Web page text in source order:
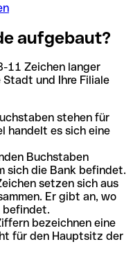
aufgebaut?
11 Zeichen langer
Stadt und Ihre Filiale
stehen für
handelt es sich eine
Buchstaben
sich die Bank befindet.
setzen sich aus
Er gibt an, wo
befindet.
bezeichnen eine
für den Hauptsitz der